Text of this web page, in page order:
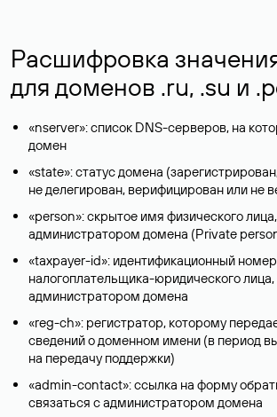
Расшифровка
для доменов .ru, .su и
«nserver»: список DNS-серверов, на
домен
«state»: статус домена
не делегирован, верифицирован или не
«person»: скрытое имя физического
администратором домена (Privatе
«taxpayer-id»: идентификационный номер
налогоплательщика-юридического
администратором домена
«reg-ch»: регистратор, которому
сведений о доменном имени (в период
на передачу поддержки)
«admin-contact»: ссылка на форму
связаться с администратором домена